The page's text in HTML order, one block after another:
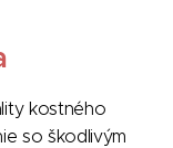
kostného
so škodlivým